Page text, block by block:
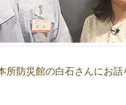
所防災館の白石さんにお